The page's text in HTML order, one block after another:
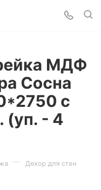
МДФ
Сосна
с
(уп. - 4
— Декор для стен